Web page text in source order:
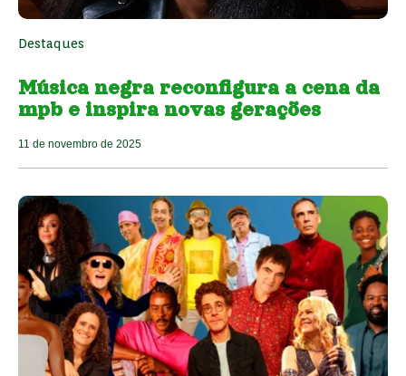
Destaques
Música negra reconfigura a cena da
mpb e inspira novas gerações
11 de novembro de 2025